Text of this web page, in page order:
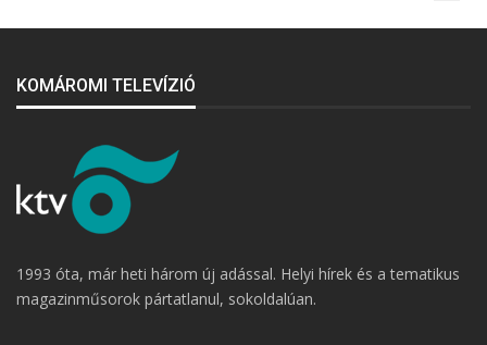
KOMÁROMI TELEVÍZIÓ
1993 óta, már heti három új adással. Helyi hírek és a tematikus
magazinműsorok pártatlanul, sokoldalúan.